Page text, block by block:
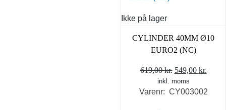
Ikke på lager
CYLINDER 40MM Ø10
EURO2 (NC)
619,00kr. Den
oprindelige
pris
549,00 kr.
pris
inkl. moms
Varenr: CY003002